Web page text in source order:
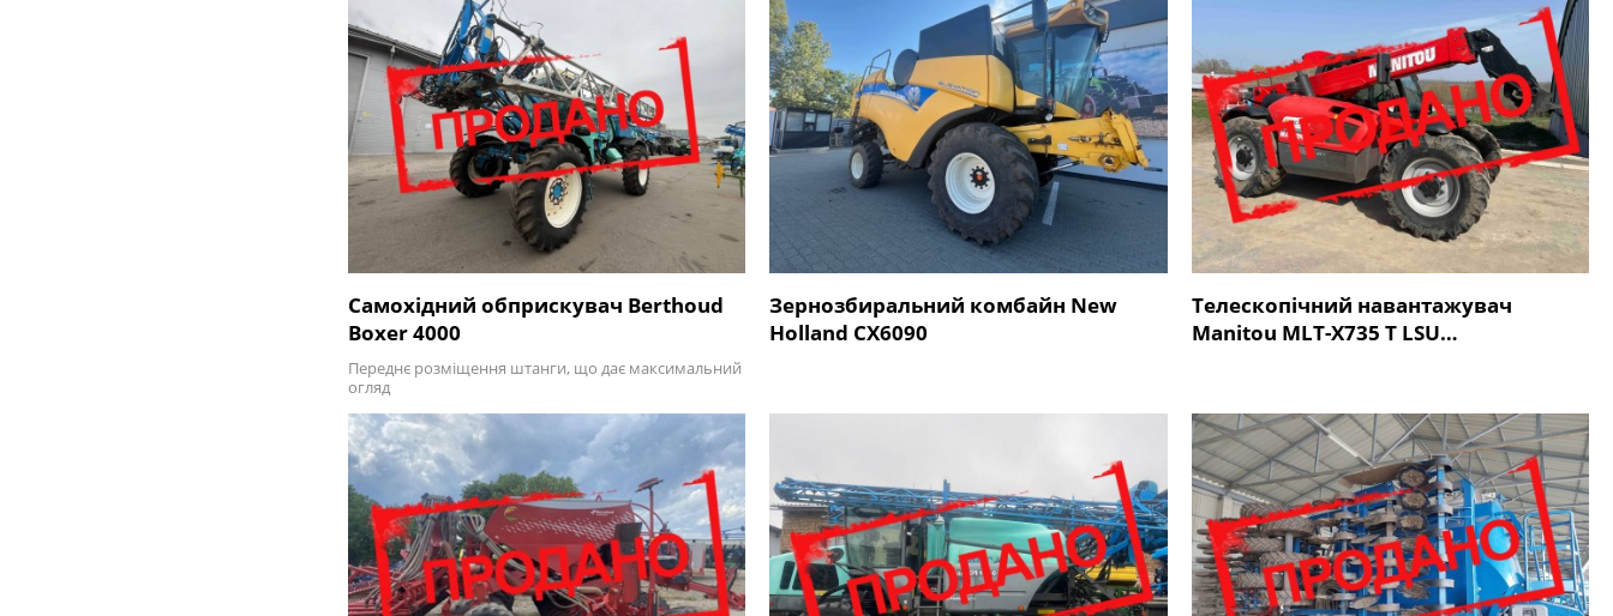
Самохідний обприскувач Berthoud
Boxer 4000
Переднє розміщення штанги, що дає максимальний
огляд
Зернозбиральний комбайн New
Holland CX6090
Телескопічний навантажувач
Manitou MLT-X735 T LSU…